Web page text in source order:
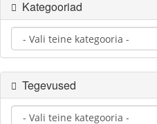
Kategooriad
Tegevused